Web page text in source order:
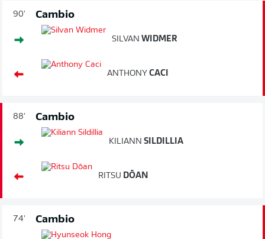
90' Cambio
SILVAN WIDMER
ANTHONY CACI
88' Cambio
KILIANN SILDILLIA
RITSU DŌAN
74' Cambio